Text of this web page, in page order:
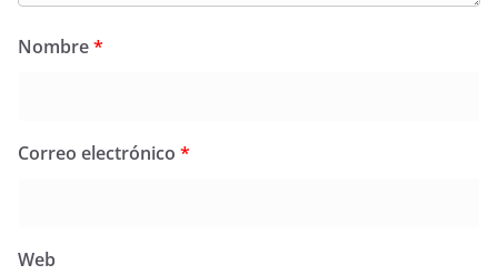
Nombre*
Correo electrónico *
Web